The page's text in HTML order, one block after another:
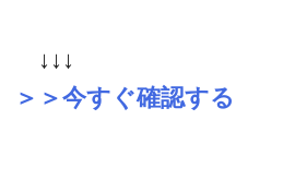
↓↓↓
＞＞今すぐ確認する